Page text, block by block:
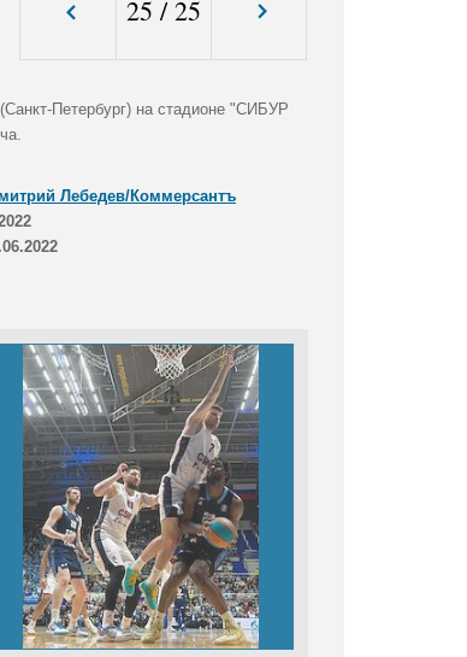
25 /25
Петербург) на стадионе "СИБУР
Лебедев/Коммерсантъ